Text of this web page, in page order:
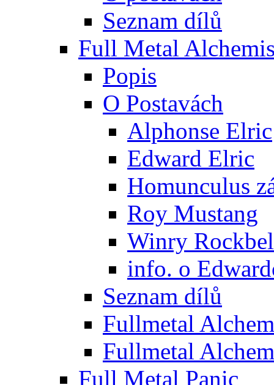
Seznam dílů
Full Metal
Popis
O Postavách
Alphonse Elric
Edward Elric
Homunculus
Roy Mustang
Winry
info. o
Seznam dílů
Fullmetal
Fullmetal
Full Metal Panic